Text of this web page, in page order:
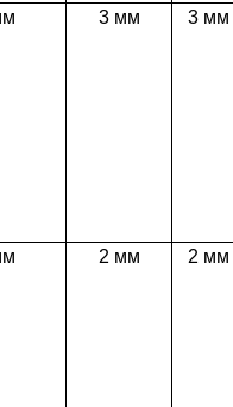
3 мм 3 мм
2 мм 2 мм